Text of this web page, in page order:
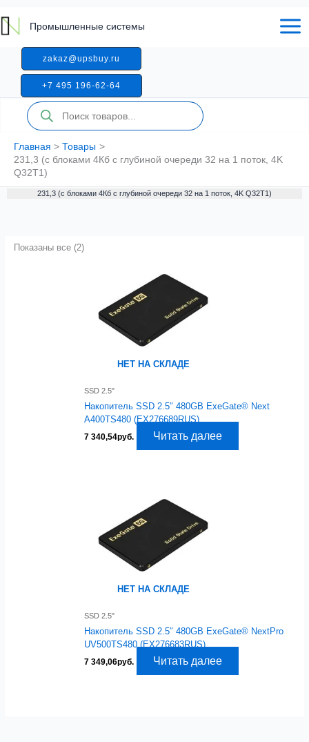
к
содержимому
Промышленные системы
zakaz@upsbuy.ru
+7 495 196-62-64
Поиск
товаров
Главная
Товары
231,3 (с блоками 4Кб с глубиной очереди 32 на 1 поток, 4K
Q32T1)
231,3 (с блоками 4Кб с глубиной очереди 32 на 1 поток, 4K Q32T1)
Показаны все (2)
НЕТ НА СКЛАДЕ
SSD 2.5"
Накопитель SSD 2.5″ 480GB ExeGate® Next
A400TS480 (EX276689RUS)
7 340,54руб. Читать далее
НЕТ НА СКЛАДЕ
SSD 2.5"
Накопитель SSD 2.5″ 480GB ExeGate® NextPro
UV500TS480 (EX276683RUS)
7 349,06руб. Читать далее